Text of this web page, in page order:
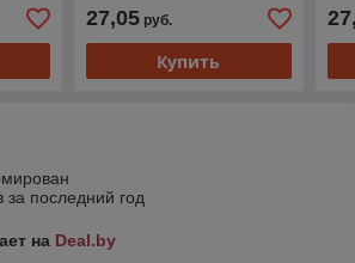
27,05руб.
Купить
последний год
на Deal.by